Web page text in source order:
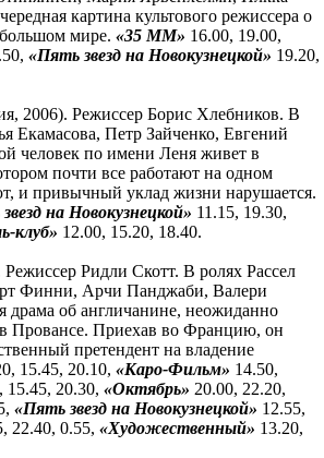
картина культового режиссера о
мире. «35 ММ» 16.00, 19.00,
«Пять звезд на Новокузнецкой» 19.20,
2006). Режиссер Борис Хлебников. В
Екамасова, Петр Зайченко, Евгений
человек по имени Леня живет в
почти все работают на одном
и привычный уклад жизни нарушается.
на Новокузнецкой» 11.15, 19.30,
клуб» 12.00, 15.20, 18.40.
Ридли Скотт. В ролях Рассел
Финни, Арчи Панджаби, Валери
драма об англичанине, неожиданно
Провансе. Приехав во Францию, он
претендент на владение
15.45, 20.10, «Каро-Фильм» 14.50,
15.45, 20.30, «Октябрь» 20.00, 22.20,
«Пять звезд на Новокузнецкой» 12.55,
22.40, 0.55, «Художественный» 13.20,